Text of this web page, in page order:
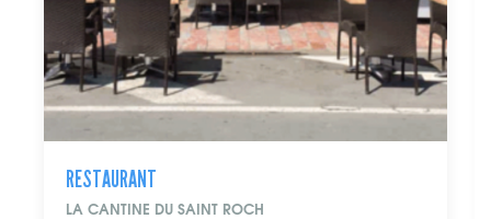
RESTAURANT
LA CANTINE DU SAINT ROCH